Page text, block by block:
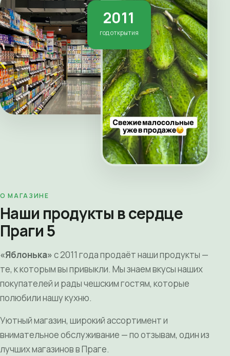
2011
год открытия
О МАГАЗИНЕ
Наши продукты в сердце
Праги 5
«Яблонька»с 2011 года продаёт наши продукты —
те, к которым вы привыкли. Мы знаем вкусы наших
покупателей и рады чешским гостям, которые
полюбили нашу кухню.
Уютный магазин, широкий ассортимент и
внимательное обслуживание — по отзывам, один из
лучших магазинов в Праге.